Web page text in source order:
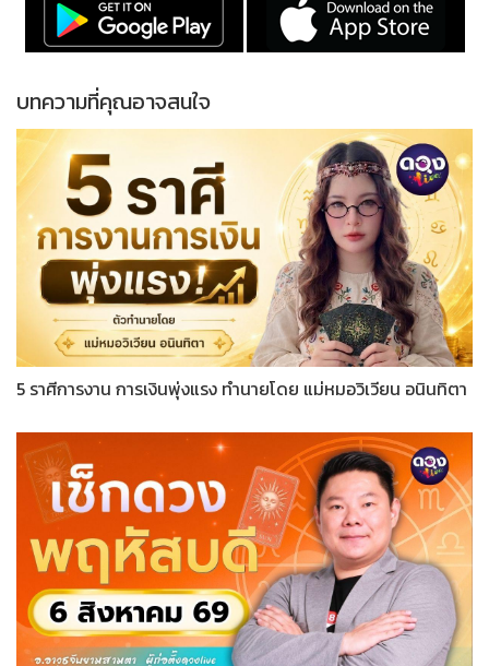
บทความที่คุณอาจสนใจ
5 ราศีการงาน การเงินพุ่งแรง ทำนายโดย แม่หมอวิเวียน อนินทิตา